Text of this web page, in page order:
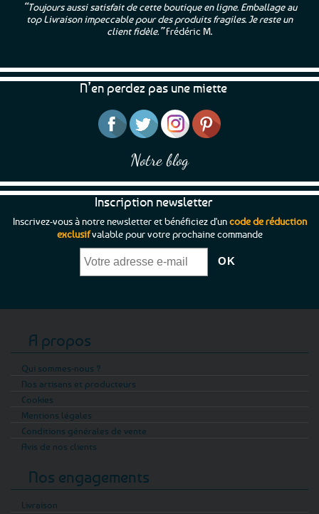
“Toujours aussi satisfait de cette boutique en ligne. Emballage au
top Livraison impeccable pour des produits fragiles. Je reste un
client fidèle.”Frédéric M.
N’en perdez pas une miette
Notre blog
Inscription newsletter
Inscrivez-vous à notre newsletter et bénéficiez d'uncode de réduction
exclusifvalable pour votre prochaine commande
A propos
Qui sommes-nous ?
Nos artisans et producteurs
Cookies
Mentions légales
Conditions générales de vente
Avis de nos clients
Nos engagements
Livraison